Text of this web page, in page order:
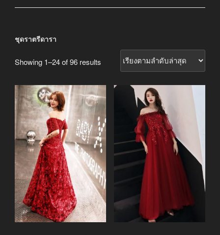
ชุดราตรีดารา
Showing 1–24 of 96 results
latest